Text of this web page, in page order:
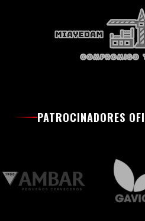
PATROCINADORES